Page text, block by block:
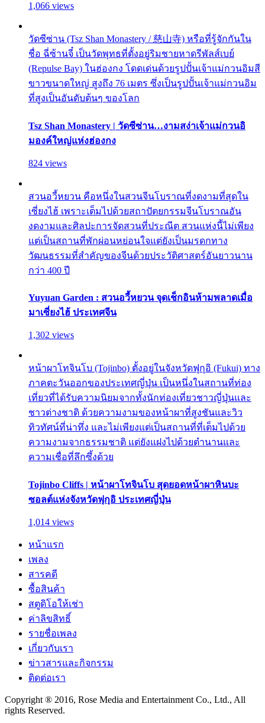
1,066 views
วัดซีซ่าน (Tsz Shan Monastery / 慈山寺) หรือที่รู้จักกันใน
ชื่อ ฉี่ซ้านจี๋ เป็นวัดพุทธที่ตั้งอยู่ริมชายหาดรีพัลส์เบย์
(Repulse Bay) ในฮ่องกง โดดเด่นด้วยรูปปั้นเจ้าแม่กวนอิมสี
ขาวขนาดใหญ่ สูงถึง 76 เมตร ซึ่งเป็นรูปปั้นเจ้าแม่กวนอิม
ที่สูงเป็นอันดับต้นๆ ของโลก
Tsz Shan Monastery | วัดซีซ่าน…งามสง่าเจ้าแม่กวนอิ
มองค์ใหญ่แห่งฮ่องกง
824 views
สวนอวี้หยวน คือหนึ่งในสวนจีนโบราณที่งดงามที่สุดใน
เซี่ยงไฮ้ เพราะเต็มไปด้วยสถาปัตยกรรมจีนโบราณอัน
งดงามและศิลปะการจัดสวนที่ประณีต สวนแห่งนี้ไม่เพียง
แต่เป็นสถานที่พักผ่อนหย่อนใจแต่ยังเป็นมรดกทาง
วัฒนธรรมที่สำคัญของจีนด้วยประวัติศาสตร์อันยาวนาน
กว่า 400 ปี
Yuyuan Garden : สวนอวี้หยวน จุดเช็กอินห้ามพลาดเมื่อ
มาเซี่ยงไฮ้ ประเทศจีน
1,302 views
หน้าผาโทจินโบ (Tojinbo) ตั้งอยู่ในจังหวัดฟุกุอิ (Fukui) ทาง
ภาคตะวันออกของประเทศญี่ปุ่น เป็นหนึ่งในสถานที่ท่อง
เที่ยวที่ได้รับความนิยมจากทั้งนักท่องเที่ยวชาวญี่ปุ่นและ
ชาวต่างชาติ ด้วยความงามของหน้าผาที่สูงชันและวิว
ทิวทัศน์ที่น่าทึ่ง และไม่เพียงแต่เป็นสถานที่ที่เต็มไปด้วย
ความงามจากธรรมชาติ แต่ยังแฝงไปด้วยตำนานและ
ความเชื่อที่ลึกซึ้งด้วย
Tojinbo Cliffs | หน้าผาโทจินโบ สุดยอดหน้าผาหินบะ
ซอลต์แห่งจังหวัดฟุกุอิ ประเทศญี่ปุ่น
1,014 views
หน้าแรก
เพลง
สารคดี
ซื้อสินค้า
สตูดิโอให้เช่า
ค่าลิขสิทธิ์
รายชื่อเพลง
เกี่ยวกับเรา
ข่าวสารและกิจกรรม
ติดต่อเรา
Copyright ® 2016, Rose Media and Entertainment Co., Ltd., All
rights Reserved.